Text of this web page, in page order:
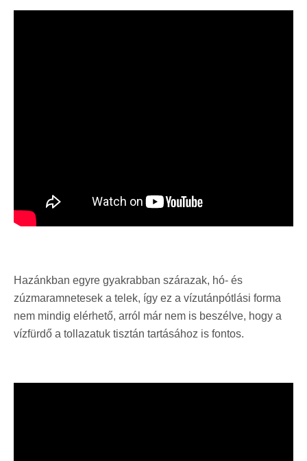
Hazánkban egyre gyakrabban szárazak, hó- és
zúzmaramnetesek a telek, így ez a vízutánpótlási forma
nem mindig elérhető, arról már nem is beszélve, hogy a
vízfürdő a tollazatuk tisztán tartásához is fontos.